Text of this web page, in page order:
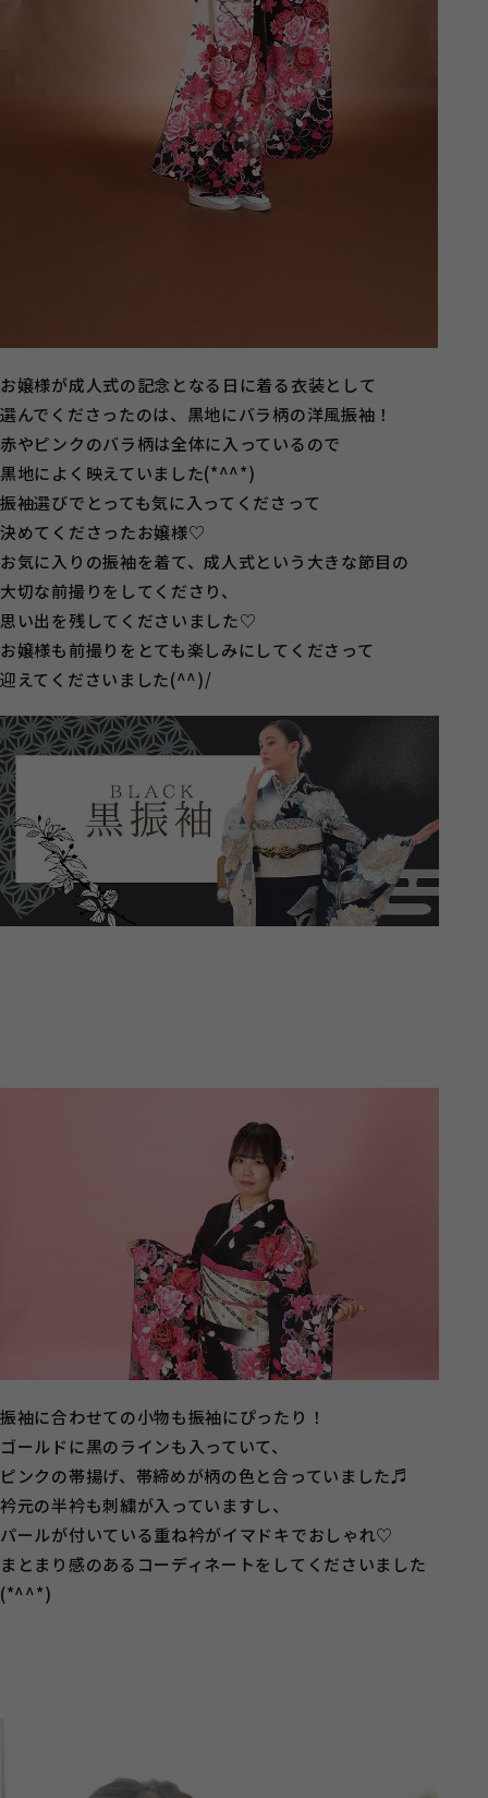
お嬢様が成人式の記念となる日に着る衣装として
選んでくださったのは、黒地にバラ柄の洋風振袖！
赤やピンクのバラ柄は全体に入っているので
黒地によく映えていました(*^^*)
振袖選びでとっても気に入ってくださって
決めてくださったお嬢様♡
お気に入りの振袖を着て、成人式という大きな節目の
大切な前撮りをしてくださり、
思い出を残してくださいました♡
お嬢様も前撮りをとても楽しみにしてくださって
迎えてくださいました(^^)/
振袖に合わせての小物も振袖にぴったり！
ゴールドに黒のラインも入っていて、
ピンクの帯揚げ、帯締めが柄の色と合っていました♬
衿元の半衿も刺繍が入っていますし、
パールが付いている重ね衿がイマドキでおしゃれ♡
まとまり感のあるコーディネートをしてくださいました
(*^^*)